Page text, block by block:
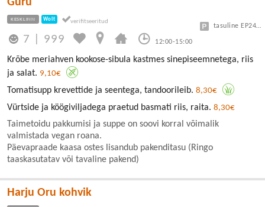
Guru
KESKLINN Wolt
7 999 12:00-15:00
tasuline EP24 või Vanalinn
Krõbe meriahven kookose-sibula kastmes sinepiseemnetega, riis
ja salat. 9,10€
Tomatisupp krevettide ja seentega, tandoorileib. 8,30€
Vürtside ja köögiviljadega praetud basmati riis, raita. 8,30€
Taimetoidu pakkumisi ja suppe on soovi korral võimalik
valmistada vegan roana.
Päevapraade kaasa ostes lisandub pakenditasu (Ringo
taaskasutatav või tavaline pakend)
Harju Oru kohvik